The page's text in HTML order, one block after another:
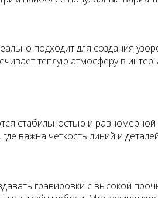
подходит для создания
теплую атмосферу в
стабильностью и равномерной
важна четкость линий и
гравировки с высокой